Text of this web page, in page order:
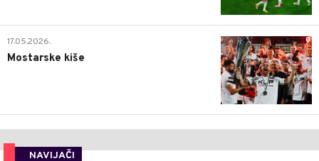
0
17.05.2026.
Mostarske kiše
NAVIJAČI